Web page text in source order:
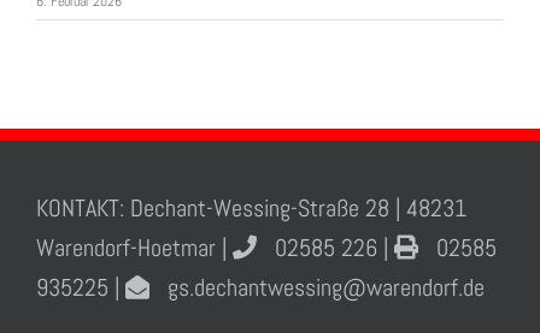
KONTAKT: Dechant-Wessing-Straße 28 | 48231
Warendorf-Hoetmar |
02585 226 |
02585
935225 |
gs.dechantwessing@warendorf.de